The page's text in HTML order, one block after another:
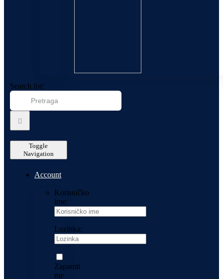
Search for:
Toggle
Navigation
Account
Korisničko
ime:
Lozinka:
Zapamti
me